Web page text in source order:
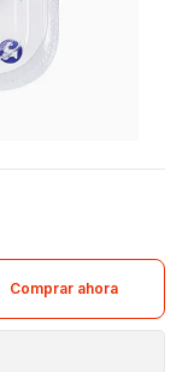
Comprar ahora